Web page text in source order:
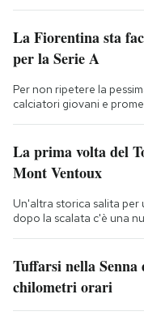
La Fiorentina sta
per la Serie A
Per non ripetere la
calciatori giovani e
La prima volta del
Mont Ventoux
Un'altra storica salita per
dopo la scalata c'è una
Tuffarsi nella Senna
chilometri orari